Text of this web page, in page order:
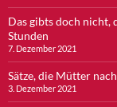
Das gibts doch nicht,
Stunden
7. Dezember 2021
Sätze, die Mütter
3. Dezember 2021